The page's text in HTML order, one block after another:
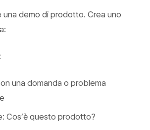
una demo di prodotto. Crea uno
:
una domanda o problema
Cos’è questo prodotto?